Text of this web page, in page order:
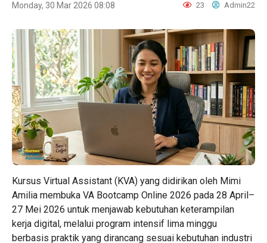
Monday, 30 Mar 2026 08:08 23 Admin22
Kursus Virtual Assistant (KVA) yang didirikan oleh Mimi
Amilia membuka VA Bootcamp Online 2026 pada 28 April–
27 Mei 2026 untuk menjawab kebutuhan keterampilan
kerja digital, melalui program intensif lima minggu
berbasis praktik yang dirancang sesuai kebutuhan industri